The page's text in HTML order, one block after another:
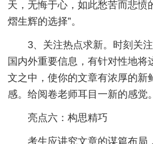
天，无悔于心，如此愁苦而悲愤
熠生辉的选择”。
3、关注热点求新。时刻关
国内外重要信息，有针对性地将
文之中，使你的文章有浓厚的新
感。给阅卷老师耳目一新的感觉。
亮点六：构思精巧
考生应讲究文章的谋篇布局